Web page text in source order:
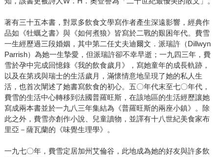
著有三十五本書，對眾多飲食文學寫作者產生深遠影響，經典作
品如《牡蠣之書》與《如何煮狼》皆寫於二戰的艱困年代。費雪
一生經歷過三段婚姻，其中第二任丈夫迪爾文．派瑞許（Dillwyn
Parrish）為她一生摯愛，但派瑞許卻不幸早逝；一九四三年，費
雪於孕中完成回憶錄《我的飲食歲月》，寫她童年的成長軌跡，
以及在第戎與瑞士的生活歲月，滿懷情意地呈現了她的私人生
活，也首次闡述了她書寫飲食的初心。五〇年代末至七〇年代，
費雪的生活中心轉移到法國普羅旺斯，在該地區的生活經歷讓她
寫成兩本書並於一九八三年集結為《普羅旺斯的兩座小鎮》。除
此之外，費雪亦創作小說、兒童讀物，並譯有十八世紀美食家布
里亞－薩瓦蘭的《味覺生理學》。
一九七〇年，費雪定居加州艾倫谷，此地成為她的好友與許多飲